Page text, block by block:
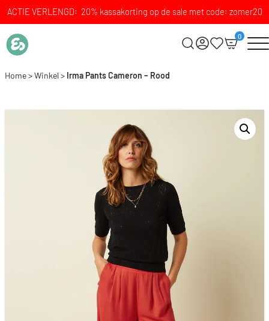
ACTIE VERLENGD: 20% kassakorting op de sale met code: zomer20
0
Home>Winkel> Irma Pants Cameron – Rood